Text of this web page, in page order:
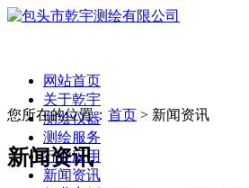
网站首页
关于乾宇
测绘仪器
测绘服务
行业应用
新闻资讯
您所在的位置： 首页 > 新闻资讯
新闻资讯